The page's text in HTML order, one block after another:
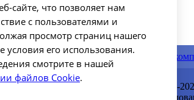
предложения →
главная о
© 2009-
сайте, что позволяет нам
с пользователями и
просмотр страниц нашего
условия его использования.
смотрите в нашей
файлов Cookie.